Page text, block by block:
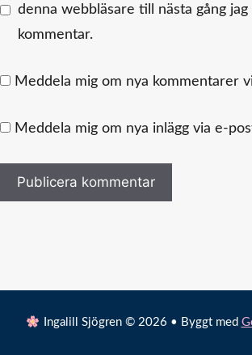
denna webbläsare till nästa gång
kommentar.
Meddela mig om nya kommentarer
Meddela mig om nya inlägg via e-
Ingalill Sjögren © 2026 • Byggt med